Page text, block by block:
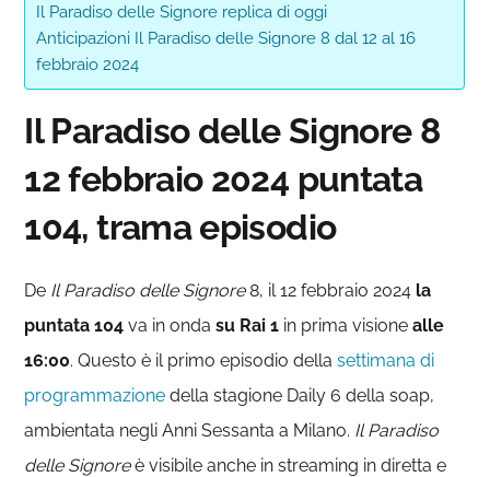
Il Paradiso delle Signore replica di oggi
Anticipazioni Il Paradiso delle Signore 8 dal 12 al 16
febbraio 2024
Il Paradiso delle Signore 8
12 febbraio 2024 puntata
104, trama episodio
De Il Paradiso delle Signore8, il 12 febbraio 2024 la
puntata 104va in ondasu Rai 1 in prima visione alle
16:00. Questo è il primo episodio dellasettimana di
programmazione della stagione Daily 6 della soap,
ambientata negli Anni Sessanta a Milano. Il Paradiso
delle Signoreè visibile anche in streaming in diretta e